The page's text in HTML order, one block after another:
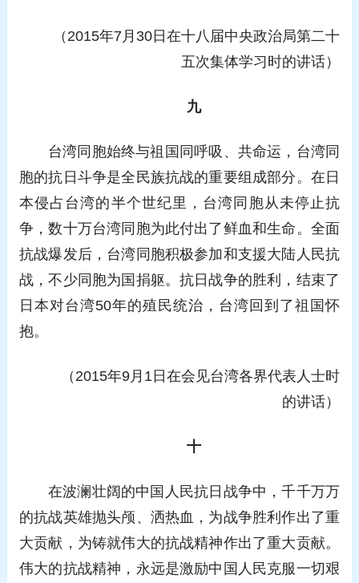
（2015年7月30日在十八届中央政治局第二十
五次集体学习时的讲话）
九
台湾同胞始终与祖国同呼吸、共命运，台湾同
胞的抗日斗争是全民族抗战的重要组成部分。在日
本侵占台湾的半个世纪里，台湾同胞从未停止抗
争，数十万台湾同胞为此付出了鲜血和生命。全面
抗战爆发后，台湾同胞积极参加和支援大陆人民抗
战，不少同胞为国捐躯。抗日战争的胜利，结束了
日本对台湾50年的殖民统治，台湾回到了祖国怀
抱。
（2015年9月1日在会见台湾各界代表人士时
的讲话）
十
在波澜壮阔的中国人民抗日战争中，千千万万
的抗战英雄抛头颅、洒热血，为战争胜利作出了重
大贡献，为铸就伟大的抗战精神作出了重大贡献。
伟大的抗战精神，永远是激励中国人民克服一切艰